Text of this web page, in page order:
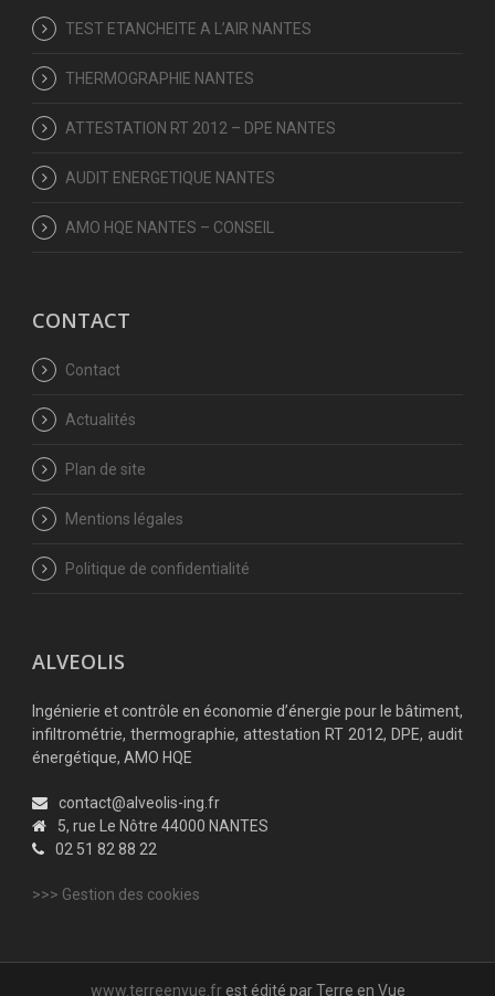
TEST ETANCHEITE A L’AIR NANTES
THERMOGRAPHIE NANTES
ATTESTATION RT 2012 – DPE NANTES
AUDIT ENERGETIQUE NANTES
AMO HQE NANTES – CONSEIL
CONTACT
Contact
Actualités
Plan de site
Mentions légales
Politique de confidentialité
ALVEOLIS
Ingénierie et contrôle en économie d’énergie pour le bâtiment,
infiltrométrie, thermographie, attestation RT 2012, DPE, audit
énergétique, AMO HQE
contact@alveolis-ing.fr
5, rue Le Nôtre 44000 NANTES
02 51 82 88 22
>>> Gestion des cookies
www.terreenvue.frest édité par Terre en Vue